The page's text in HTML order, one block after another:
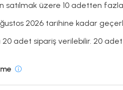
satılmak üzere 10 adetten
2026 tarihine kadar
adet sipariş verilebilir. 20